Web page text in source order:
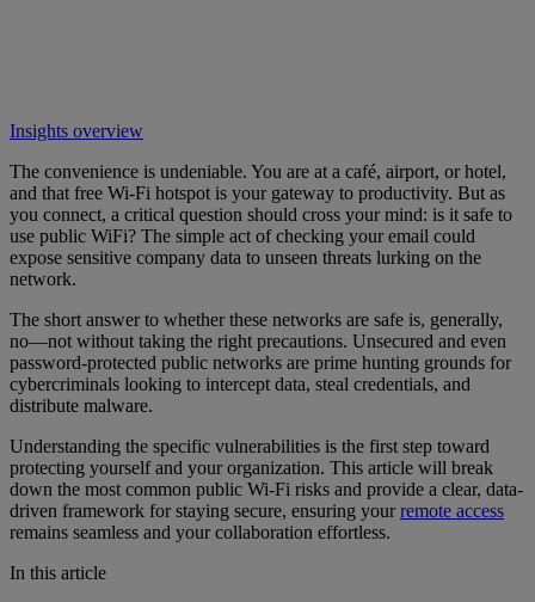
Insights overview
The convenience is undeniable. You are at a café, airport, or hotel,
and that free Wi-Fi hotspot is your gateway to productivity. But as
you connect, a critical question should cross your mind: is it safe to
use public WiFi? The simple act of checking your email could
expose sensitive company data to unseen threats lurking on the
network.
The short answer to whether these networks are safe is, generally,
no—not without taking the right precautions. Unsecured and even
password-protected public networks are prime hunting grounds for
cybercriminals looking to intercept data, steal credentials, and
distribute malware.
Understanding the specific vulnerabilities is the first step toward
protecting yourself and your organization. This article will break
down the most common public Wi-Fi risks and provide a clear, data-
driven framework for staying secure, ensuring yourremote access
remains seamless and your collaboration effortless.
In this article